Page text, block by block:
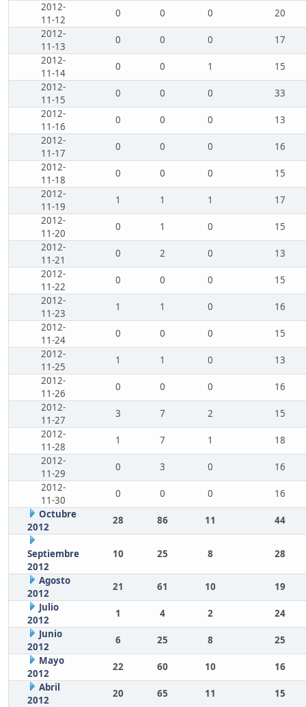
2012-
11-12
0 0 0
20
2012-
11-13
0 0 0
17
2012-
11-14
0 0 1
15
2012-
11-15
0 0 0
33
2012-
11-16
0 0 0
13
2012-
11-17
0 0 0
16
2012-
11-18
0 0 0
15
2012-
11-19
1 1 1
17
2012-
11-20
0 1 0
15
2012-
11-21
0 2 0
13
2012-
11-22
0 0 0
15
2012-
11-23
1 1 0
16
2012-
11-24
0 0 0
15
2012-
11-25
1 1 0
13
2012-
11-26
0 0 0
16
2012-
11-27
3 7 2
15
2012-
11-28
1 7 1
18
2012-
11-29
0 3 0
16
2012-
11-30
0 0 0
16
Octubre
2012
28 86 11 44
Septiembre
2012
10 25 8 28
Agosto
2012
21 61 10
19
Julio
2012
1 4 2
24
Junio
2012
6 25 8
25
Mayo
2012
22 60 10
16
Abril
2012
20 65 11
15